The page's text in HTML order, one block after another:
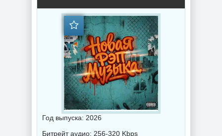
Год выпуска: 2026
Битрейт аудио: 256-320 Kbps